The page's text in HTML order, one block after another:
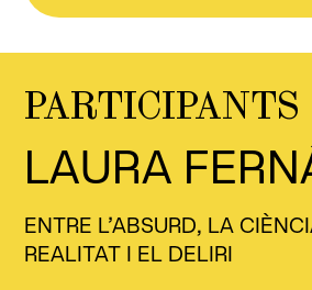
PARTICIPANTS
LAURA
ENTRE L’ABSURD, LA
REALITAT I EL DELIRI